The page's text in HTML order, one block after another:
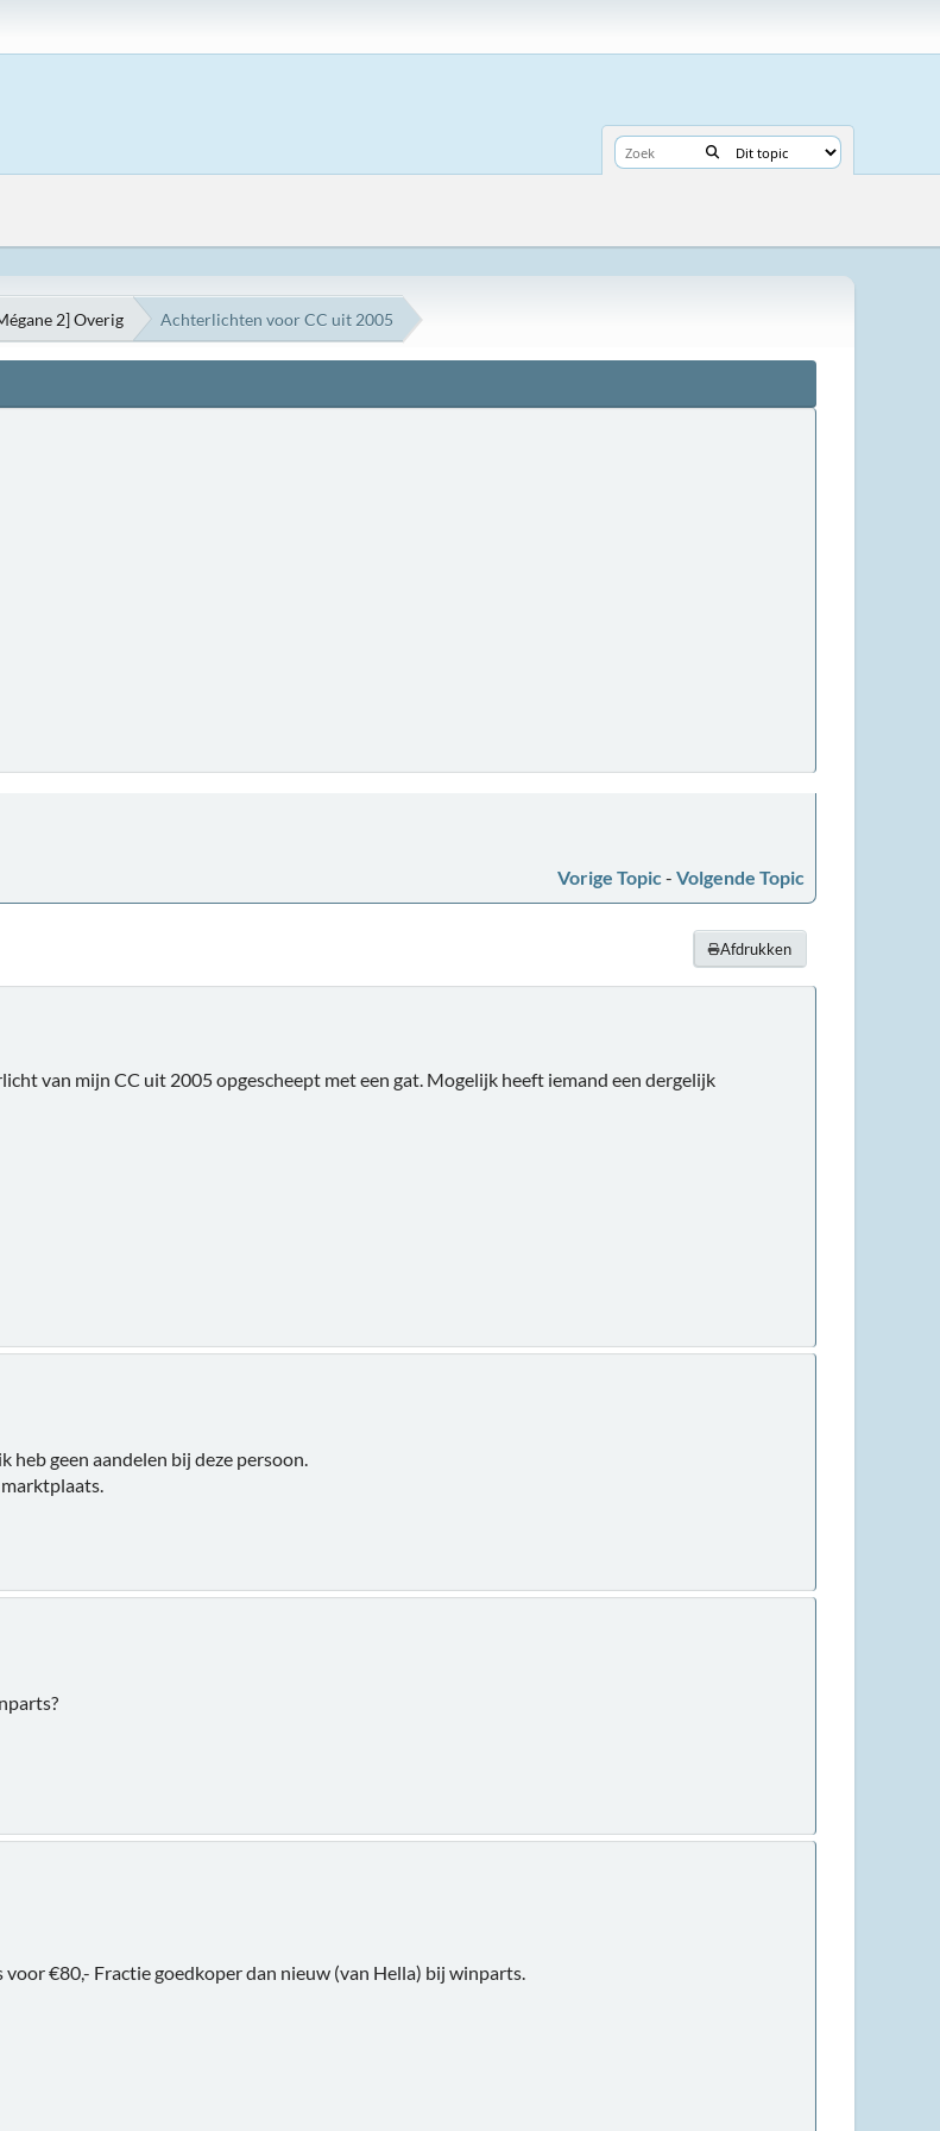
2] Overig Achterlichten voor CC uit 2005
Vorige Topic - Volgende Topic
Afdrukken
van mijn CC uit 2005 opgescheept met een gat. Mogelijk heeft iemand een dergelijk
heb geen aandelen bij deze persoon.
€80,- Fractie goedkoper dan nieuw (van Hella) bij winparts.